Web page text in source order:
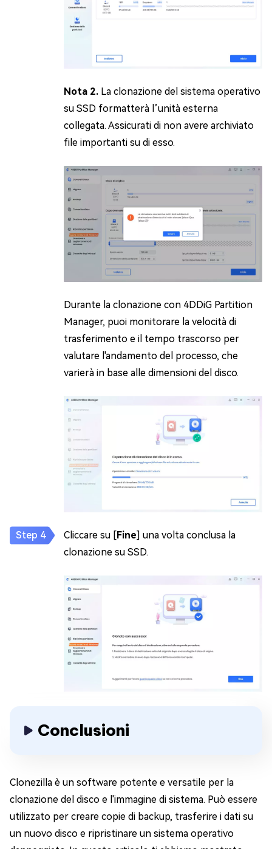
Nota 2. La clonazione del sistema operativo
su SSD formatterà l’unità esterna
collegata. Assicurati di non avere archiviato
file importanti su di esso.
Durante la clonazione con 4DDiG Partition
Manager, puoi monitorare la velocità di
trasferimento e il tempo trascorso per
valutare l'andamento del processo, che
varierà in base alle dimensioni del disco.
Cliccare su [Fine] una volta conclusa la
clonazione su SSD.
Conclusioni
Clonezilla è un software potente e versatile per la
clonazione del disco e l'immagine di sistema. Può essere
utilizzato per creare copie di backup, trasferire i dati su
un nuovo disco e ripristinare un sistema operativo